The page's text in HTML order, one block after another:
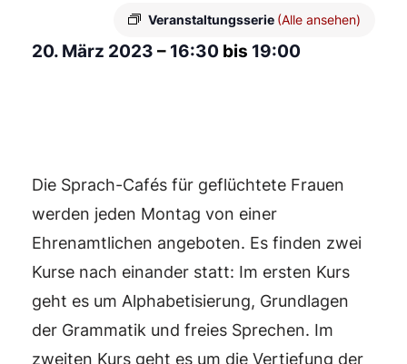
Veranstaltungsserie (Alle ansehen)
20. März 2023 – 16:30 bis 19:00
Die Sprach-Cafés für geflüchtete Frauen
werden jeden Montag von einer
Ehrenamtlichen angeboten. Es finden zwei
Kurse nach einander statt: Im ersten Kurs
geht es um Alphabetisierung, Grundlagen
der Grammatik und freies Sprechen. Im
zweiten Kurs geht es um die Vertiefung der